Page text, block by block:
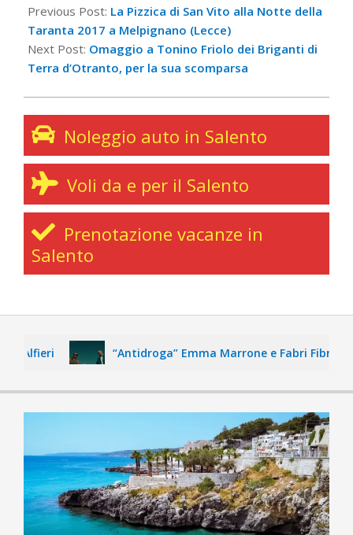
09-
26
Previous Post: La Pizzica di San Vito alla Notte della
Taranta 2017 a Melpignano (Lecce)
Next Post: Omaggio a Tonino Friolo dei Briganti di
Terra d’Otranto, per la sua scomparsa
Noleggio auto in Salento
Voli da e per il Salento
Prenotazione vacanze in
Salento
“Antidroga” Emma Marrone e Fabri Fibra